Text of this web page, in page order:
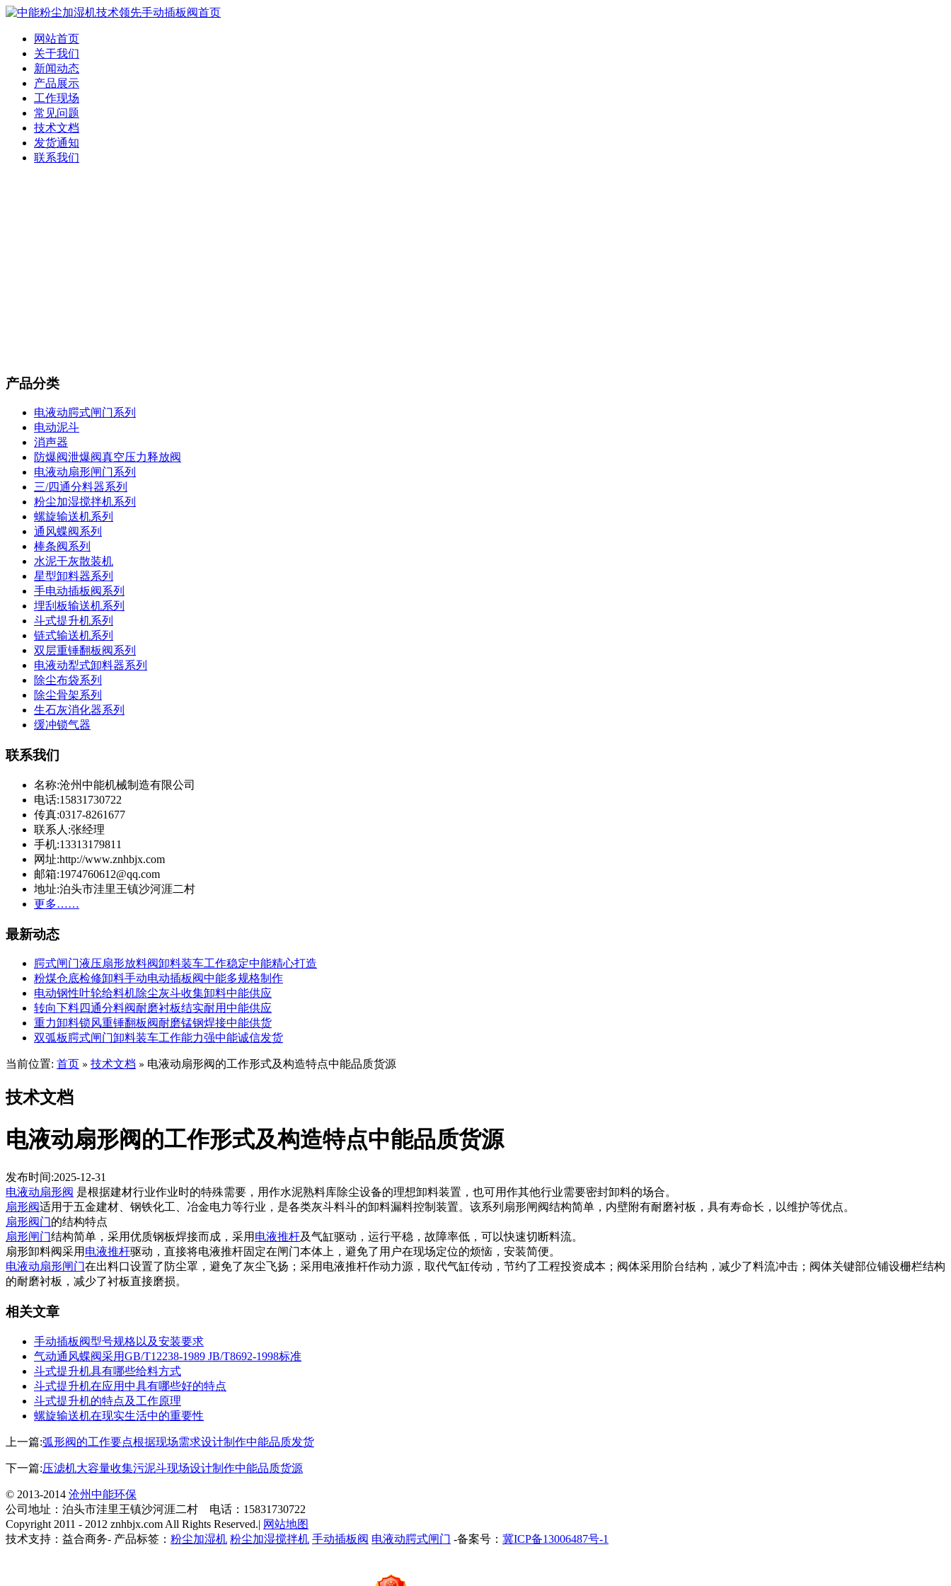
网站首页
关于我们
新闻动态
产品展示
工作现场
常见问题
技术文档
发货通知
联系我们
产品分类
电液动腭式闸门系列
电动泥斗
消声器
防爆阀泄爆阀真空压力释放阀
电液动扇形闸门系列
三/四通分料器系列
粉尘加湿搅拌机系列
螺旋输送机系列
通风蝶阀系列
棒条阀系列
水泥干灰散装机
星型卸料器系列
手电动插板阀系列
埋刮板输送机系列
斗式提升机系列
链式输送机系列
双层重锤翻板阀系列
电液动犁式卸料器系列
除尘布袋系列
除尘骨架系列
生石灰消化器系列
缓冲锁气器
联系我们
名称:沧州中能机械制造有限公司
电话:15831730722
传真:0317-8261677
联系人:张经理
手机:13313179811
网址:http://www.znhbjx.com
邮箱:1974760612@qq.com
地址:泊头市洼里王镇沙河涯二村
更多……
最新动态
腭式闸门液压扇形放料阀卸料装车工作稳定中能精心打造
粉煤仓底检修卸料手动电动插板阀中能多规格制作
电动钢性叶轮给料机除尘灰斗收集卸料中能供应
转向下料四通分料阀耐磨衬板结实耐用中能供应
重力卸料锁风重锤翻板阀耐磨锰钢焊接中能供货
双弧板腭式闸门卸料装车工作能力强中能诚信发货
当前位置: 首页 » 技术文档 » 电液动扇形阀的工作形式及构造特点中能品质货源
技术文档
电液动扇形阀的工作形式及构造特点中能品质货源
发布时间:2025-12-31
电液动扇形阀 是根据建材行业作业时的特殊需要，用作水泥熟料库除尘设备的理想卸料装置，也可用作其他行业需要密封卸料的场合。
扇形阀适用于五金建材、钢铁化工、冶金电力等行业，是各类灰斗料斗的卸料漏料控制装置。该系列扇形闸阀结构简单，内壁附有耐磨衬板，具有寿命长，以维护等优点。
扇形阀门的结构特点
扇形闸门结构简单，采用优质钢板焊接而成，采用 电液推杆及气缸驱动，运行平稳，故障率低，可以快速切断料流。
扇形卸料阀采用 电液推杆驱动，直接将电液推杆固定在闸门本体上，避免了用户在现场定位的烦恼，安装简便。
电液动扇形闸门在出料口设置了防尘罩，避免了灰尘飞扬；采用电液推杆作动力源，取代气缸传动，节约了工程投资成本；阀体采用阶台结构，减少了料流冲击；阀体关键部位铺设栅栏结构
的耐磨衬板，减少了衬板直接磨损。
相关文章
手动插板阀型号规格以及安装要求
气动通风蝶阀采用GB/T12238-1989 JB/T8692-1998标准
斗式提升机具有哪些给料方式
斗式提升机在应用中具有哪些好的特点
斗式提升机的特点及工作原理
螺旋输送机在现实生活中的重要性
上一篇:弧形阀的工作要点根据现场需求设计制作中能品质发货
下一篇:压滤机大容量收集污泥斗现场设计制作中能品质货源
© 2013-2014 沧州中能环保
公司地址：泊头市洼里王镇沙河涯二村 电话：15831730722
Copyright 2011 - 2012 znhbjx.com All Rights Reserved.| 网站地图
技术支持：益合商务- 产品标签： 粉尘加湿机 粉尘加湿搅拌机 手动插板阀 电液动腭式闸门 -备案号： 冀ICP备13006487号-1